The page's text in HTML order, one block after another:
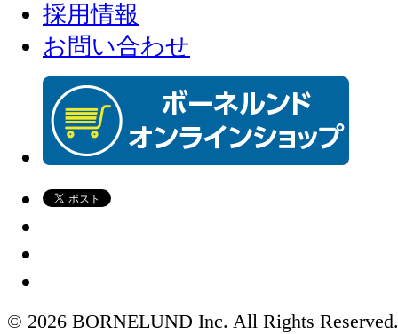
採用情報
お問い合わせ
© 2026 BORNELUND Inc. All Rights Reserved.